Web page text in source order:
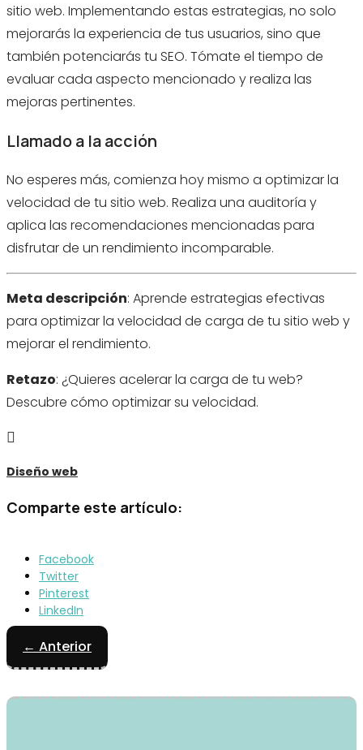
sitio web. Implementando estas estrategias, no solo
mejorarás la experiencia de tus usuarios, sino que
también potenciarás tu SEO. Tómate el tiempo de
evaluar cada aspecto mencionado y realiza las
mejoras pertinentes.
Llamado a la acción
No esperes más, comienza hoy mismo a optimizar la
velocidad de tu sitio web. Realiza una auditoría y
aplica las recomendaciones mencionadas para
disfrutar de un rendimiento incomparable.
Meta descripción: Aprende estrategias efectivas
para optimizar la velocidad de carga de tu sitio web y
mejorar el rendimiento.
Retazo: ¿Quieres acelerar la carga de tu web?
Descubre cómo optimizar su velocidad.

Diseño web
Comparte este artículo:
Facebook
Twitter
Pinterest
LinkedIn
← Anterior